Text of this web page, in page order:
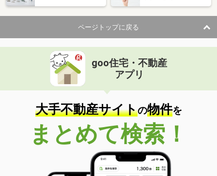
ページトップに戻る
goo住宅・不動産
アプリ
大手不動産サイトの物件を
まとめて検索！